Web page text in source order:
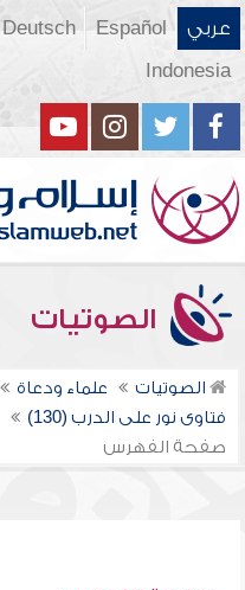
عربي Español
Deutsch
Indonesia
الصوتيات
الصوتيات علماء ودعاة
فتاوى نور على الدرب (130)
صفحة الفهرس